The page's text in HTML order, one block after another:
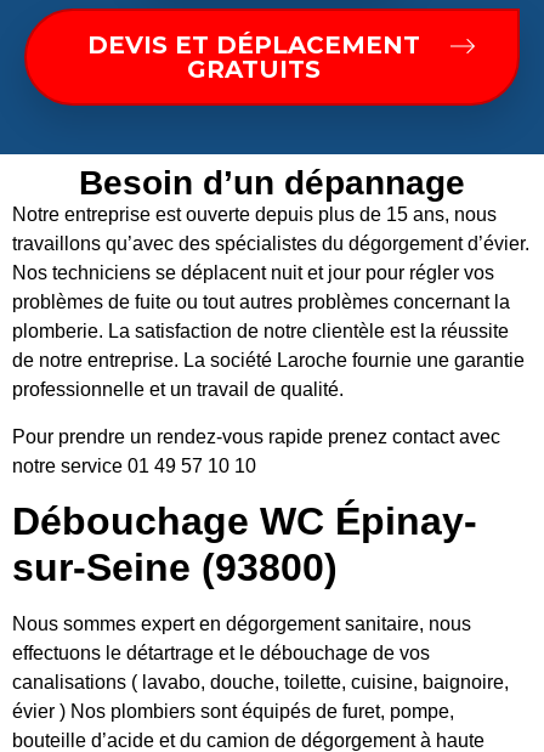
DEVIS ET DÉPLACEMENT
GRATUITS
Besoin d’un dépannage
Notre entreprise est ouverte depuis plus de 15 ans, nous
travaillons qu’avec des spécialistes du dégorgement d’évier.
Nos techniciens se déplacent nuit et jour pour régler vos
problèmes de fuite ou tout autres problèmes concernant la
plomberie. La satisfaction de notre clientèle est la réussite
de notre entreprise. La société Laroche fournie une garantie
professionnelle et un travail de qualité.
Pour prendre un rendez-vous rapide prenez contact avec
notre service 01 49 57 10 10
Débouchage WC Épinay-
sur-Seine (93800)
Nous sommes expert en dégorgement sanitaire, nous
effectuons le détartrage et le débouchage de vos
canalisations ( lavabo, douche, toilette, cuisine, baignoire,
évier ) Nos plombiers sont équipés de furet, pompe,
bouteille d’acide et du camion de dégorgement à haute